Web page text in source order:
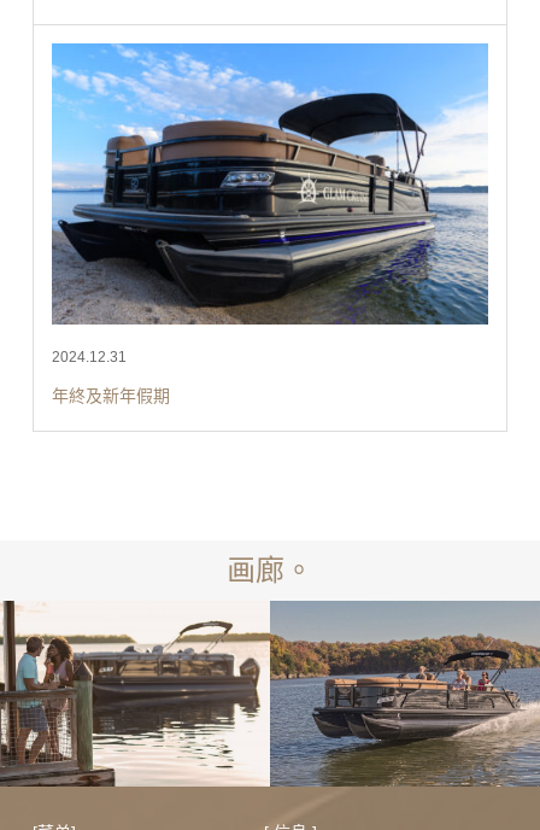
2024.12.31
年終及新年假期
画廊。